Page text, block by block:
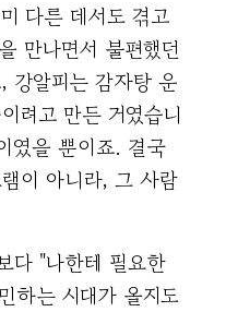
다른 데서도 겪고
만나면서 불편했던
강알피는 감자탕 운
려고 만든 거였습니
였을 뿐이죠. 결국
이 아니라, 그 사람
다 "나한테 필요한
하는 시대가 올지도